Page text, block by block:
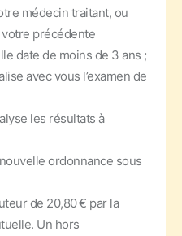
médecin traitant, ou
précédente
date de moins de 3 ans ;
avec vous l’examen de
les résultats à
ordonnance sous
de 20,80 € par la
Un hors